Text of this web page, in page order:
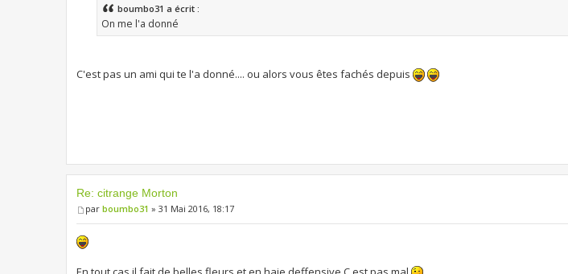
boumbo31 a écrit :
On me l'a donné
C'est pas un ami qui te l'a donné.... ou alors vous êtes fachés depuis
Re: citrange Morton
par boumbo31 » 31 Mai 2016, 18:17